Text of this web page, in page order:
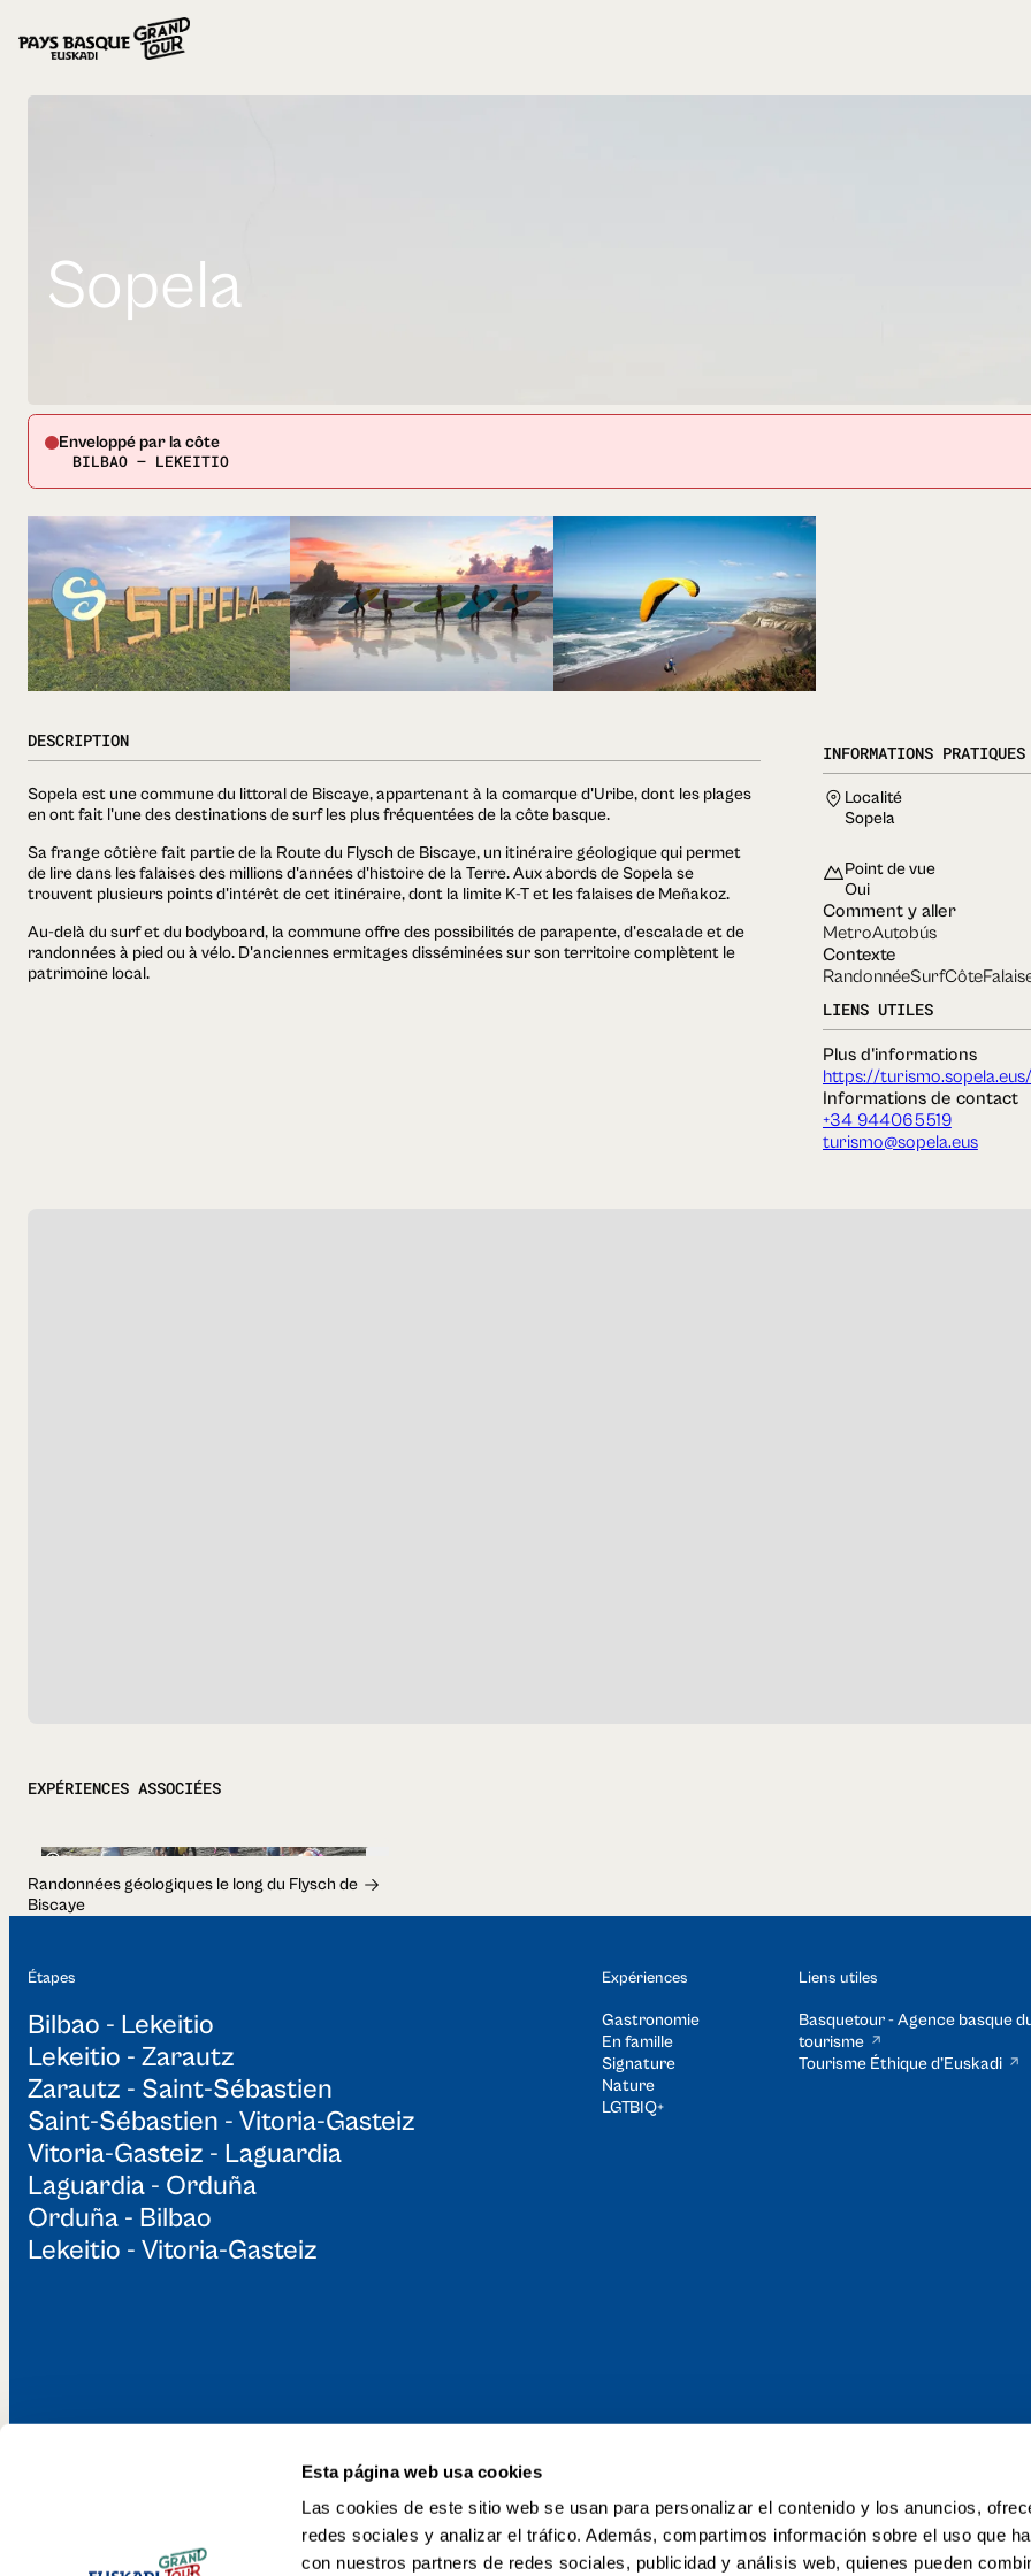
Esta página web usa cookies
Las cookies de este sitio web se usan para personalizar el contenido y los anuncios,
redes sociales y analizar el tráfico. Además, compartimos información sobre el uso que
con nuestros partners de redes sociales, publicidad y análisis web, quienes pueden
Sopela
Enveloppé par la côte
BILBAO — LEKEITIO
DESCRIPTION
Sopela est une commune du littoral de Biscaye, appartenant à la comarque d'Uribe, dont les plages
en ont fait l'une des destinations de surf les plus fréquentées de la côte basque.
Sa frange côtière fait partie de la Route du Flysch de Biscaye, un itinéraire géologique qui permet
de lire dans les falaises des millions d'années d'histoire de la Terre. Aux abords de Sopela se
trouvent plusieurs points d'intérêt de cet itinéraire, dont la limite K-T et les falaises de Meñakoz.
Au-delà du surf et du bodyboard, la commune offre des possibilités de parapente, d'escalade et de
randonnées à pied ou à vélo. D'anciennes ermitages disséminées sur son territoire complètent le
patrimoine local.
INFORMATIONS PRATIQUES
Localité
Sopela
Point de vue
Oui
Comment y aller
MetroAutobús
Contexte
RandonnéeSurfCôte
LIENS UTILES
Plus d'informations
https://turismo.sopela.eus/
Informations de contact
+34 944065519
turismo@sopela.eus
EXPÉRIENCES ASSOCIÉES
2h
Randonnées géologiques le long du Flysch de
Biscaye
Étapes
Bilbao - Lekeitio
Lekeitio - Zarautz
Zarautz - Saint-Sébastien
Saint-Sébastien - Vitoria-Gasteiz
Vitoria-Gasteiz - Laguardia
Laguardia - Orduña
Orduña - Bilbao
Lekeitio - Vitoria-Gasteiz
Expériences
Gastronomie
En famille
Signature
Nature
LGTBIQ+
Liens utiles
Basquetour - Agence basque
tourisme
Tourisme Éthique d’Euskadi​
Découvrez le Grand Tour du